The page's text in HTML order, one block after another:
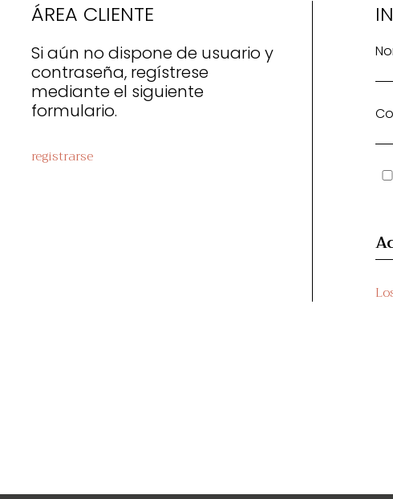
ÁREA CLIENTE
Si aún no dispone de usuario y
contraseña, regístrese
mediante el siguiente
formulario.
registrarse